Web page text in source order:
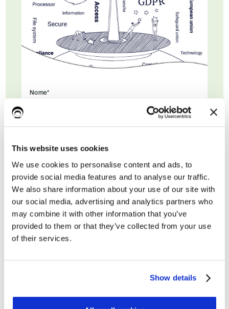
This website uses cookies
We use cookies to personalise content and ads, to
provide social media features and to analyse our traffic.
We also share information about your use of our site with
our social media, advertising and analytics partners who
may combine it with other information that you’ve
provided to them or that they’ve collected from your use
of their services.
Show details
Nome*
Email di lavoro*